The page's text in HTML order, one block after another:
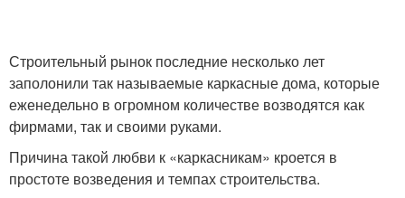
Строительный рынок последние несколько лет
заполонили так называемые каркасные дома, которые
еженедельно в огромном количестве возводятся как
фирмами, так и своими руками.
Причина такой любви к «каркасникам» кроется в
простоте возведения и темпах строительства.